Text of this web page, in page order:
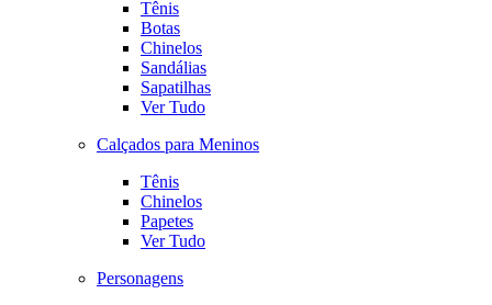
Tênis
Botas
Chinelos
Sandálias
Sapatilhas
Ver Tudo
Calçados para Meninos
Tênis
Chinelos
Papetes
Ver Tudo
Personagens